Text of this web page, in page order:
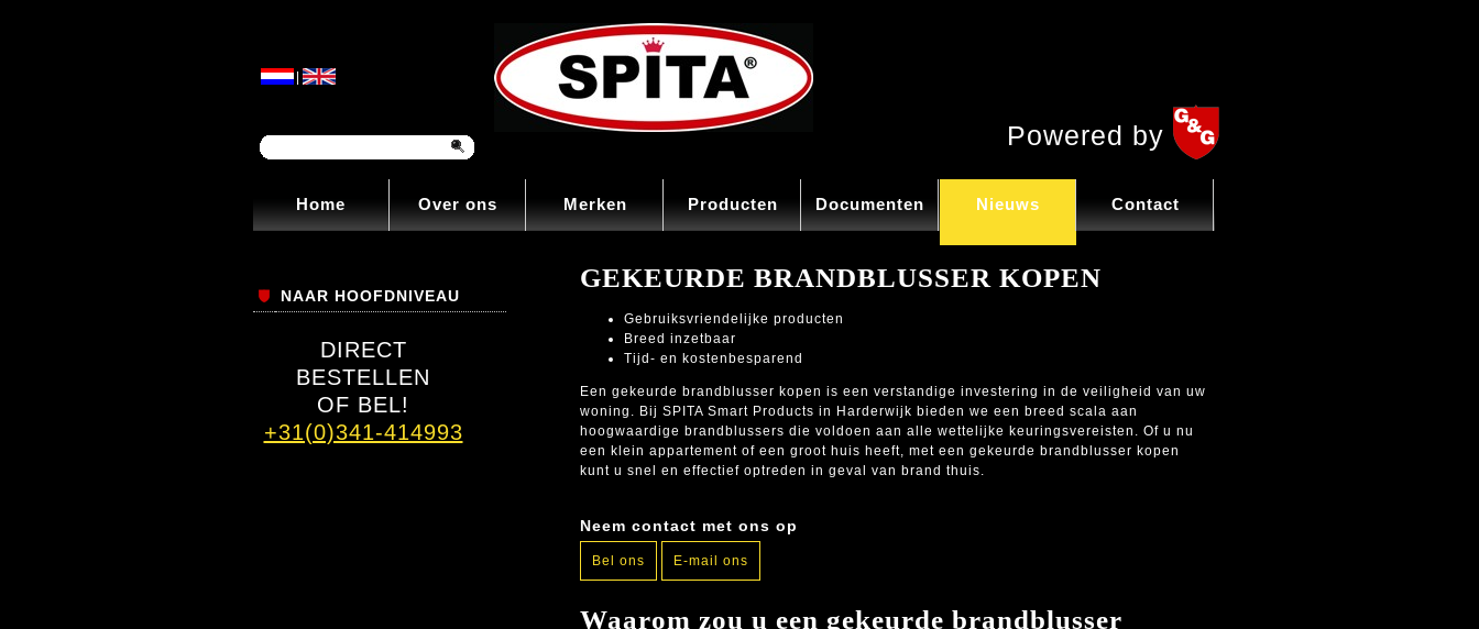
Powered by
Home Over ons Merken Producten Documenten Nieuws Contact
NAAR HOOFDNIVEAU
DIRECT
BESTELLEN
OF BEL!
+31(0)341-414993
GEKEURDE BRANDBLUSSER KOPEN
Gebruiksvriendelijke producten
Breed inzetbaar
Tijd- en kostenbesparend
Een gekeurde brandblusser kopen is een verstandige investering in de veiligheid van uw
woning. Bij SPITA Smart Products in Harderwijk bieden we een breed scala aan
hoogwaardige brandblussers die voldoen aan alle wettelijke keuringsvereisten. Of u nu
een klein appartement of een groot huis heeft, met een gekeurde brandblusser kopen
kunt u snel en effectief optreden in geval van brand thuis.
Neem contact met ons op
Bel ons E-mail ons
Waarom zou u een gekeurde brandblusser